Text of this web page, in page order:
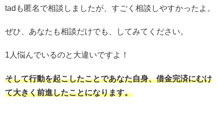
tadも匿名で相談しましたが、すごく相談しやすかったよ。
ぜひ、あなたも相談だけでも、してみてください。
1人悩んでいるのと大違いですよ！
そして行動を起こしたことであなた自身、借金完済にむけ
て大きく前進したことになります。